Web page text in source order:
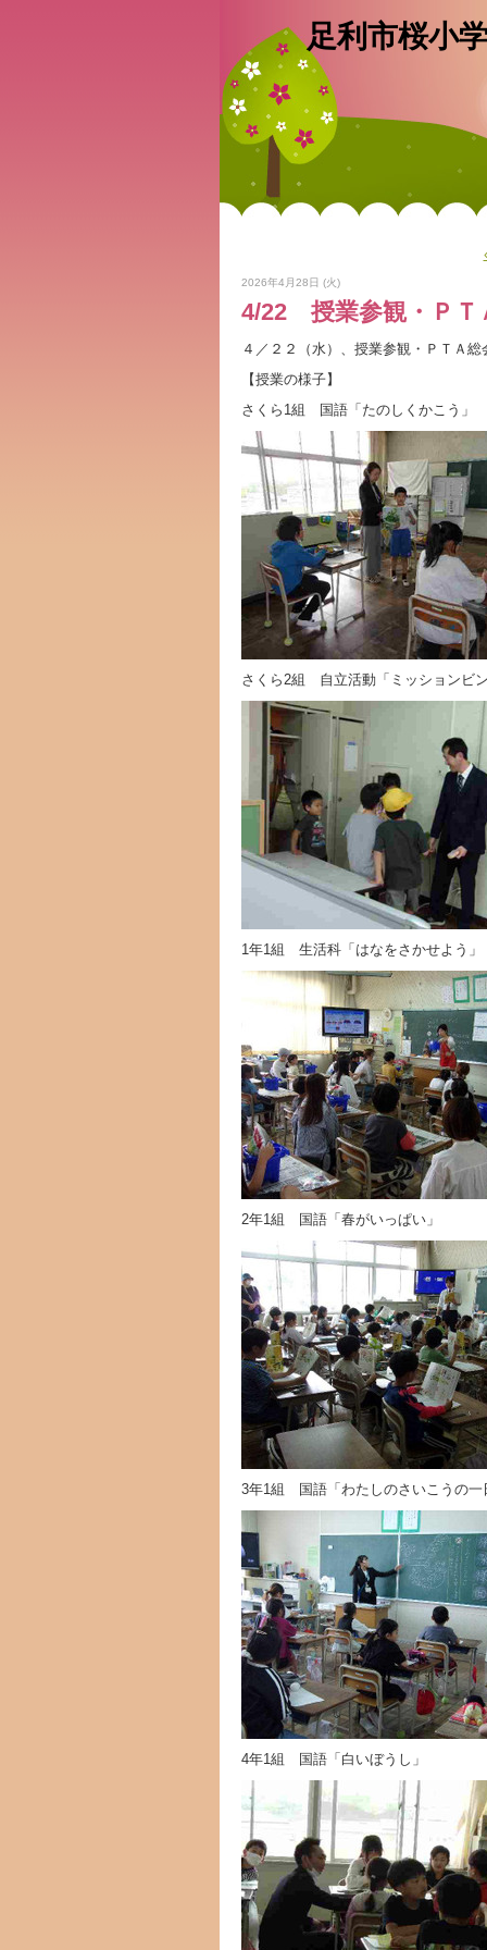
足利市桜小
2026年4月28日 (火)
4/22 授業参観・ＰＴ
４／２２（水）、授業参観・ＰＴＡ
【授業の様子】
さくら1組 国語「たのしくかこう」
さくら2組 自立活動「ミッションビ
1年1組 生活科「はなをさかせよう」
2年1組 国語「春がいっぱい」
3年1組 国語「わたしのさいこうの一
4年1組 国語「白いぼうし」